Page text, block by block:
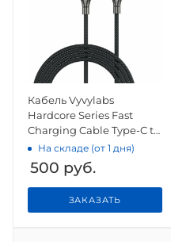
Кабель Vyvylabs
Hardcore Series Fast
Charging Cable Type-C to
Type-C 60W Dark Gray
На складе (от 1 дня)
500 руб.
ЗАКАЗАТЬ